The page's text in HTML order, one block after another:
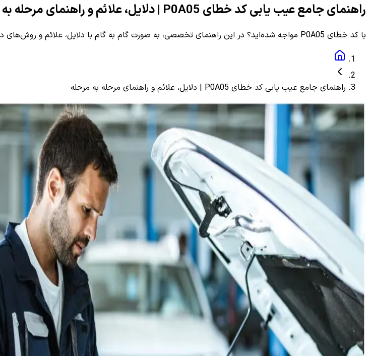
راهنمای جامع عیب یابی کد خطای P0A05 | دلایل، علائم و راهنمای مرحله به مرحله
با کد خطای P0A05 مواجه شده‌اید؟ در این راهنمای تخصصی، به صورت گام به گام با دلایل، علائم و روش‌های دقیق عیب یابی و رفع این ارور آشنا شوید.
راهنمای جامع عیب یابی کد خطای P0A05 | دلایل، علائم و راهنمای مرحله به مرحله